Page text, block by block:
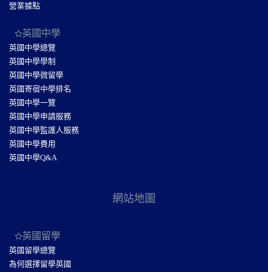
營業據點
英國中學
英國中學總覽
英國中學學制
英國中學微留學
英國寄宿中學排名
英國中學一覽
英國中學申請服務
英國中學監護人服務
英國中學費用
英國中學Q&A
網站地圖
英國留學
英國留學總覽
為何選擇留學英國